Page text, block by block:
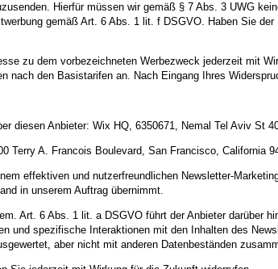
Hierfür müssen wir gemäß § 7 Abs. 3 UWG
gemäß Art. 6 Abs. 1 lit. f DSGVO. Haben Sie
zu dem vorbezeichneten Werbezweck jederzeit mit
nach den Basistarifen an. Nach Eingang Ihres
diesen Anbieter: Wix HQ, 6350671, Nemal Tel Aviv St
Terry A. Francois Boulevard, San Francisco, California
effektiven und nutzerfreundlichen Newsletter-
in unserem Auftrag übernimmt.
Art. 6 Abs. 1 lit. a DSGVO führt der Anbieter
und spezifische Interaktionen mit den Inhalten des
aber nicht mit anderen Datenbeständen